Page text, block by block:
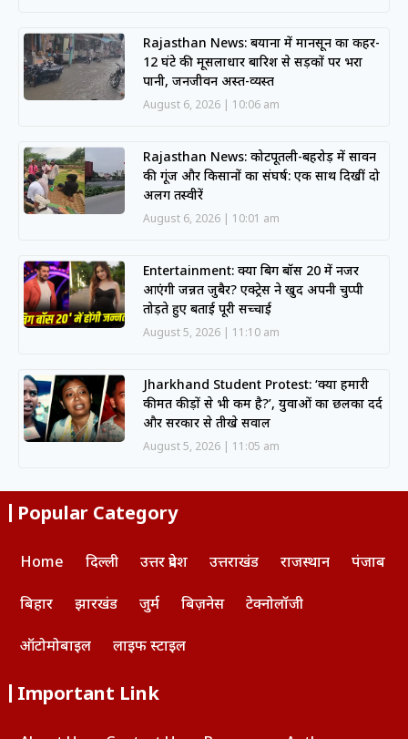
Rajasthan News: बयाना में मानसून का कहर-
12 घंटे की मूसलाधार बारिश से सड़कों पर भरा
पानी, जनजीवन अस्त-व्यस्त
August 6, 2026 10:06 am
Rajasthan News: कोटपूतली-बहरोड़ में सावन
की गूंज और किसानों का संघर्ष: एक साथ दिखीं दो
अलग तस्वीरें
August 6, 2026 10:01 am
Entertainment: क्या बिग बॉस 20 में नजर
आएंगी जन्नत जुबैर? एक्ट्रेस ने खुद अपनी चुप्पी
तोड़ते हुए बताई पूरी सच्चाई
August 5, 2026 11:10 am
Jharkhand Student Protest: ‘क्या हमारी
कीमत कीड़ों से भी कम है?’, युवाओं का छलका दर्द
और सरकार से तीखे सवाल
August 5, 2026 11:05 am
Popular Category
Home दिल्ली उत्तर प्रदेश उत्तराखंड राजस्थान पंजाब
बिहार झारखंड जुर्म बिज़नेस टेक्नोलॉजी
ऑटोमोबाइल लाइफ स्टाइल
Important Link